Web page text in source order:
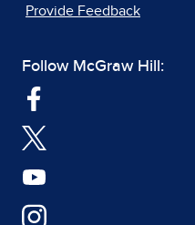
Provide Feedback
Follow McGraw Hill: